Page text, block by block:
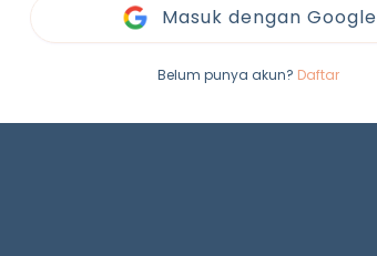
Masuk dengan Google
Belum punya akun? Daftar